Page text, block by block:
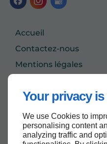
Your privacy
We use Cookies to
personalising content
analyzing traffic and
Accueil
Contactez-nous
Mentions légales